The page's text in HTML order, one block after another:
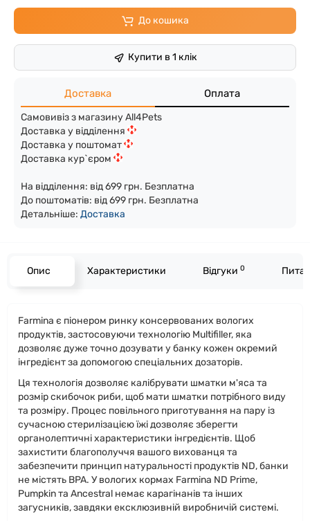
До кошика
Купити в 1 клік
Доставка Оплата
Самовивіз з магазину All4Pets
Доставка у відділення
Доставка у поштомат
Доставка кур`єром
На відділення: від 699 грн. Безплатна
До поштоматів: від 699 грн. Безплатна
Детальніше: Доставка
Опис Характеристики Відгуки 0
Farmina є піонером ринку консервованих вологих
продуктів, застосовуючи технологію Multifiller, яка
дозволяє дуже точно дозувати у банку кожен окремий
інгредієнт за допомогою спеціальних дозаторів.
Ця технологія дозволяє калібрувати шматки м'яса та
розмір скибочок риби, щоб мати шматки потрібного виду
та розміру. Процес повільного приготування на пару із
сучасною стерилізацією їжі дозволяє зберегти
органолептичні характеристики інгредієнтів. Щоб
захистити благополуччя вашого вихованця та
забезпечити принцип натуральності продуктів ND, банки
не містять BPA. У вологих кормах Farmina ND Prime,
Pumpkin та Ancestral немає карагінанів та інших
загусників, завдяки ексклюзивній виробничій системі.